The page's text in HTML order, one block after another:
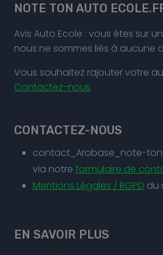
NOTE TON AUTO
Avis Auto Ecole : vous êtes sur
nous ne sommes liés à aucune
Vous souhaitez rajouter votre
Contactez-nous
CONTACTEZ-NOUS
contact_Arobase_note-
via notre formulaire de
Mentions Légales / RGPD du
EN SAVOIR PLUS